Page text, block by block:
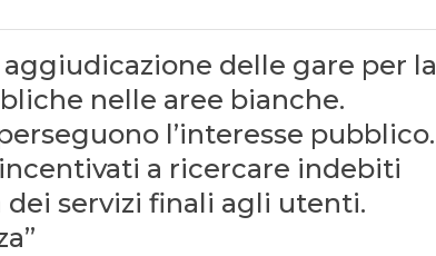
delle gare per la
nelle aree bianche.
l’interesse pubblico.
a ricercare indebiti
servizi finali agli utenti.